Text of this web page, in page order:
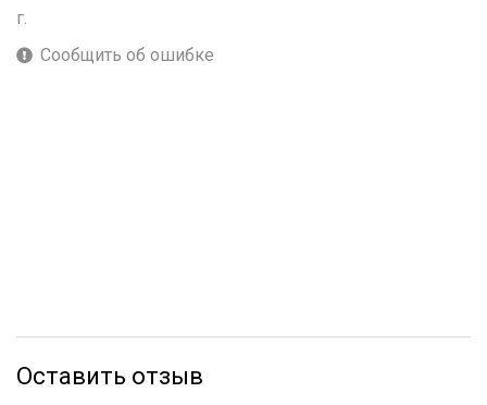
г.
Сообщить об ошибке
Оставить отзыв